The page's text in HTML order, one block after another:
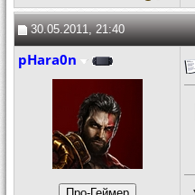
30.05.2011, 21:40
pHara0n